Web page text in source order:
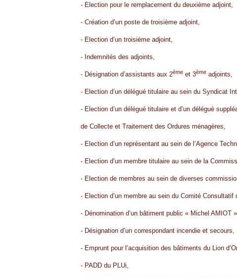
- Election pour le remplacement du deuxième adjoint,
- Création d’un poste de troisième adjoint,
- Election d’un troisième adjoint,
- Indemnités des adjoints,
- Désignation d’assistants aux 2ème et 3ème adjoints,
- Election d’un délégué titulaire au sein du Syndicat
- Election d’un délégué titulaire et d’un délégué
de Collecte et Traitement des Ordures ménagères,
- Election d’un représentant au sein de l’Agence
- Election d’un membre titulaire au sein de la
- Election de membres au sein de diverses
- Election d’un membre au sein du Comité Consultatif
- Dénomination d’un bâtiment public « Michel AMIOT »,
- Désignation d’un correspondant incendie et secours,
- Emprunt pour l’acquisition des bâtiments du Lion
- PADD du PLUi,